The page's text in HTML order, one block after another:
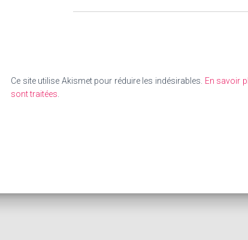
Ce site utilise Akismet pour réduire les indésirables. En savoir
sont traitées.